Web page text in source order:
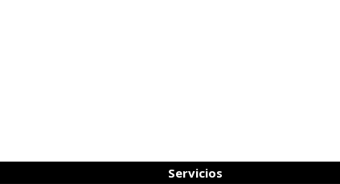
Servicios